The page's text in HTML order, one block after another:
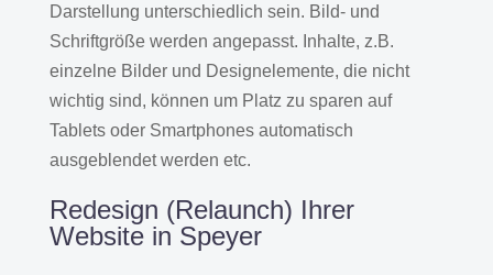
Darstellung unterschiedlich sein. Bild- und
Schriftgröße werden angepasst. Inhalte, z.B.
einzelne Bilder und Designelemente, die nicht
wichtig sind, können um Platz zu sparen auf
Tablets oder Smartphones automatisch
ausgeblendet werden etc.
Redesign (Relaunch) Ihrer
Website in Speyer